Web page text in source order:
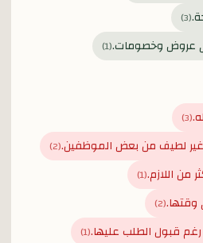
(
3
)
عروض وخصومات.(
1
)
(
3
)
غير لطيف من بعض الموظفين.(
2
)
من اللازم.(
1
)
وقتها.(
2
)
قبول الطلب عليها.(
1
)